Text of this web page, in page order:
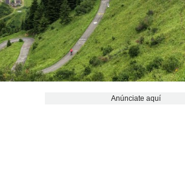
Anúnciate aquí